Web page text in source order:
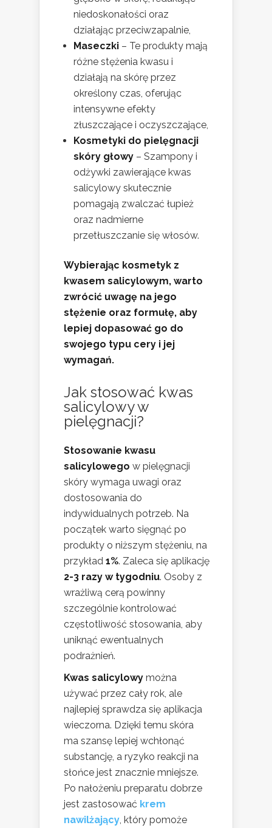
niedoskonałości oraz
działając przeciwzapalnie,
Maseczki – Te produkty mają
różne stężenia kwasu i
działają na skórę przez
określony czas, oferując
intensywne efekty
złuszczające i oczyszczające,
Kosmetyki do pielęgnacji
skóry głowy – Szampony i
odżywki zawierające kwas
salicylowy skutecznie
pomagają zwalczać łupież
oraz nadmierne
przetłuszczanie się włosów.
Wybierając kosmetyk z
kwasem salicylowym, warto
zwrócić uwagę na jego
stężenie oraz formułę, aby
lepiej dopasować go do
swojego typu cery i jej
wymagań.
Jak stosować kwas
salicylowy w
pielęgnacji?
Stosowanie kwasu
salicylowego w pielęgnacji
skóry wymaga uwagi oraz
dostosowania do
indywidualnych potrzeb. Na
początek warto sięgnąć po
produkty o niższym stężeniu, na
przykład 1%. Zaleca się aplikację
2-3 razy w tygodniu. Osoby z
wrażliwą cerą powinny
szczególnie kontrolować
częstotliwość stosowania, aby
uniknąć ewentualnych
podrażnień.
Kwas salicylowy można
używać przez cały rok, ale
najlepiej sprawdza się aplikacja
wieczorna. Dzięki temu skóra
ma szansę lepiej wchłonąć
substancję, a ryzyko reakcji na
słońce jest znacznie mniejsze.
Po nałożeniu preparatu dobrze
jest zastosować krem
nawilżający , który pomoże